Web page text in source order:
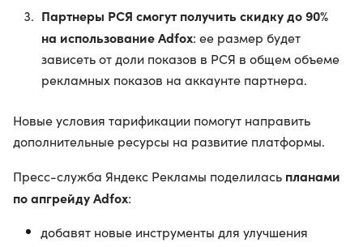
Партнеры РСЯ смогут получить скидку до 90%
на использование Adfox: ее размер будет
зависеть от доли показов в РСЯ в общем объеме
рекламных показов на аккаунте партнера.
Новые условия тарификации помогут направить
дополнительные ресурсы на развитие платформы.
Пресс-служба Яндекс Рекламы поделилась планами
по апгрейду Adfox:
добавят новые инструменты для улучшения